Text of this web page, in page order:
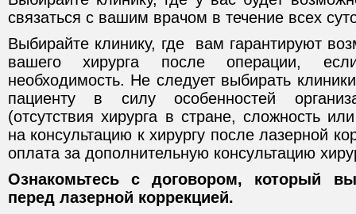
связаться с вашим врачом в течение всех
Выбирайте клинику, где вам гарантируют
вашего хирурга после операции,
необходимость. Не следует выбирать
пациенту в силу особенностей
(отсутствия хирурга в стране, сложность
на консультацию к хирургу после лазерной
оплата за дополнительную консультацию
Ознакомьтесь с договором, который
перед лазерной коррекцией.